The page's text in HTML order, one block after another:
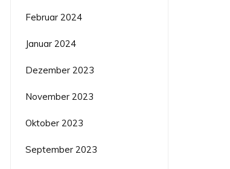
Februar 2024
Januar 2024
Dezember 2023
November 2023
Oktober 2023
September 2023